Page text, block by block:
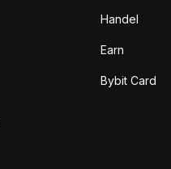
Handel
Earn
Bybit Card